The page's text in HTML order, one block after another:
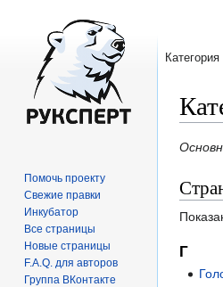
поиску
Г
Категория
Помочь проекту
Свежие правки
Инкубатор
Все страницы
Новые страницы
F.A.Q. для авторов
Группа ВКонтакте